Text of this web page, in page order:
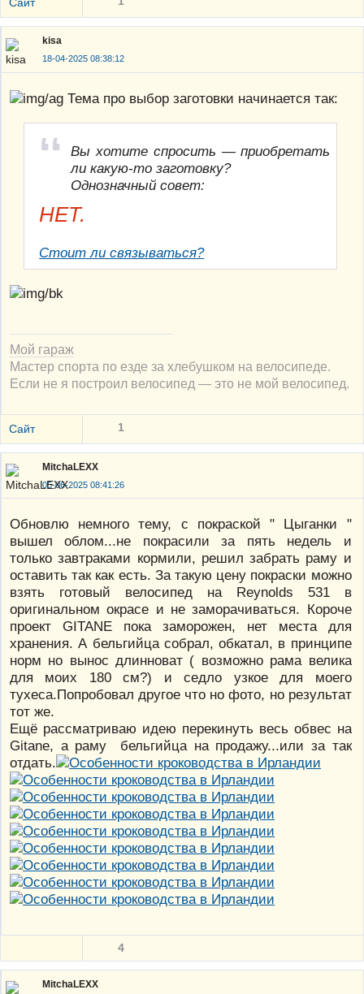
Сайт
kisa
18-04-2025 08:38:12
Тема про выбор заготовки начинается так:
Вы хотите спросить — приобретать
ли какую-то заготовку?
Однозначный совет:
НЕТ.
Стоит ли связываться?
Мой гараж
Мастер спорта по езде за хлебушком на велосипеде.
Если не я построил велосипед — это не мой велосипед.
Сайт 1
MitchaLEXX
05-06-2025 08:41:26
Обновлю немного тему, с покраской " Цыганки "
вышел облом...не покрасили за пять недель и
только завтраками кормили, решил забрать раму и
оставить так как есть. За такую цену покраски можно
взять готовый велосипед на Reynolds 531 в
оригинальном окрасе и не заморачиваться. Короче
проект GITANE пока заморожен, нет места для
хранения. А бельгийца собрал, обкатал, в принципе
норм но вынос длинноват ( возможно рама велика
для моих 180 см?) и седло узкое для моего
тухеса.Попробовал другое что но фото, но результат
тот же.
Ещё рассматриваю идею перекинуть весь обвес на
Gitane, а раму бельгийца на продажу...или за так
отдать.
4
MitchaLEXX